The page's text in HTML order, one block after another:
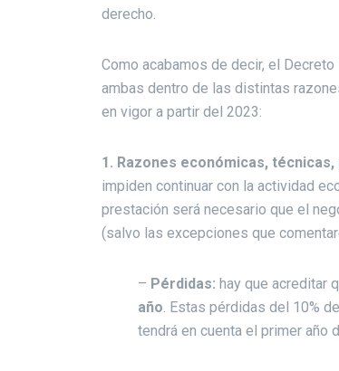
derecho.
Como acabamos de decir, el
ambas dentro de las distintas
en vigor a partir del 2023:
1. Razones económicas,
impiden continuar con la actividad
prestación será necesario que el
(salvo las excepciones que
– Pérdidas: hay que acreditar
año. Estas pérdidas del 10%
tendrá en cuenta el primer año